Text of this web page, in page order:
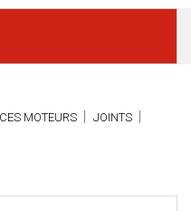
MOTEURS JOINTS